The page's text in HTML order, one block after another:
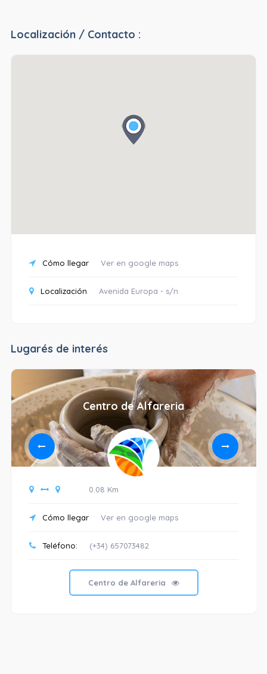
Localización / Contacto :
Cómo llegar Ver en google maps
Localización Avenida Europa - s/n
Lugarés de interés
Centro de Alfareria
0.08 Km
Cómo llegar Ver en google maps
Teléfono: (+34) 657073482
Centro de Alfareria